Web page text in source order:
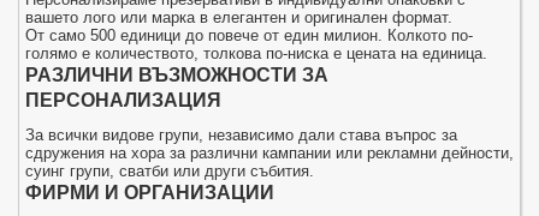
вашето лого или марка в елегантен и оригинален формат.
От само 500 единици до повече от един милион. Колкото по-
голямо е количеството, толкова по-ниска е цената на единица.
РАЗЛИЧНИ ВЪЗМОЖНОСТИ ЗА
ПЕРСОНАЛИЗАЦИЯ
За всички видове групи, независимо дали става въпрос за
сдружения на хора за различни кампании или рекламни дейности,
суинг групи, сватби или други събития.
ФИРМИ И ОРГАНИЗАЦИИ